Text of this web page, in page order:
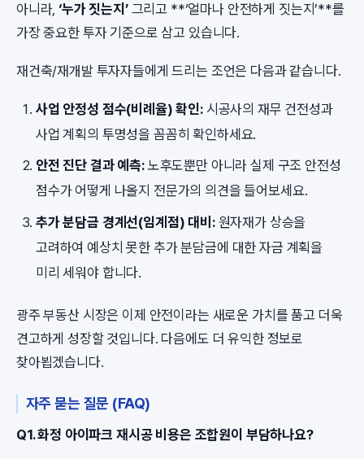
아니라,‘누가 짓는지’그리고 **‘얼마나 안전하게 짓는지’**를
가장 중요한 투자 기준으로 삼고 있습니다.
재건축/재개발 투자자들에게 드리는 조언은 다음과 같습니다.
사업 안정성 점수(비례율) 확인:시공사의 재무 건전성과
사업 계획의 투명성을 꼼꼼히 확인하세요.
안전 진단 결과 예측:노후도뿐만 아니라 실제 구조 안전성
점수가 어떻게 나올지 전문가의 의견을 들어보세요.
추가 분담금 경계선(임계점) 대비:원자재가 상승을
고려하여 예상치 못한 추가 분담금에 대한 자금 계획을
미리 세워야 합니다.
광주 부동산 시장은 이제 안전이라는 새로운 가치를 품고 더욱
견고하게 성장할 것입니다. 다음에도 더 유익한 정보로
찾아뵙겠습니다.
자주 묻는 질문 (FAQ)
Q1. 화정 아이파크 재시공 비용은 조합원이 부담하나요?